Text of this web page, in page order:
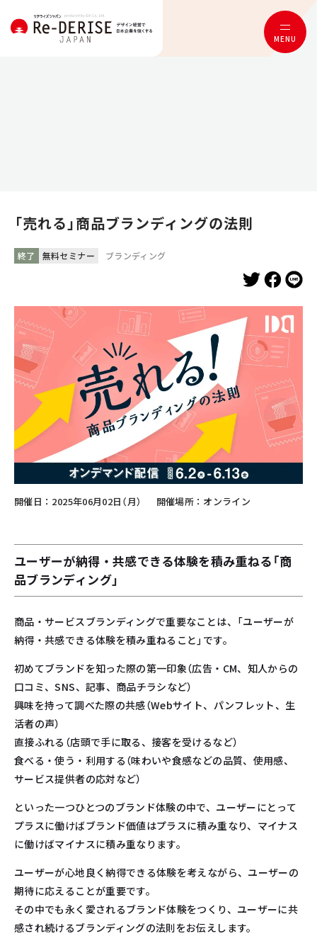
MENU
「売れる」商品ブランディングの法則
終了 無料セミナー ブランディング
開催日 2025年06月02日（月） 開催場所 オンライン
ユーザーが納得・共感できる体験を積み重ねる「商
品ブランディング」
商品・サービスブランディングで重要なことは、「ユーザーが
納得・共感できる体験を積み重ねること」です。
初めてブランドを知った際の第一印象（広告・CM、知人からの
口コミ、SNS、記事、商品チラシなど）
興味を持って調べた際の共感（Webサイト、パンフレット、生
活者の声）
直接ふれる（店頭で手に取る、接客を受けるなど）
食べる・使う・利用する（味わいや食感などの品質、使用感、
サービス提供者の応対など）
といった一つひとつのブランド体験の中で、ユーザーにとって
プラスに働けばブランド価値はプラスに積み重なり、マイナス
に働けばマイナスに積み重なります。
ユーザーが心地良く納得できる体験を考えながら、ユーザーの
期待に応えることが重要です。
その中でも永く愛されるブランド体験をつくり、ユーザーに共
感され続けるブランディングの法則をお伝えします。